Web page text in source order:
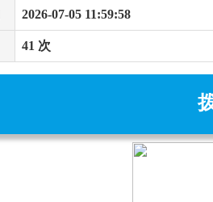
2026-07-05 11:59:58
41 次